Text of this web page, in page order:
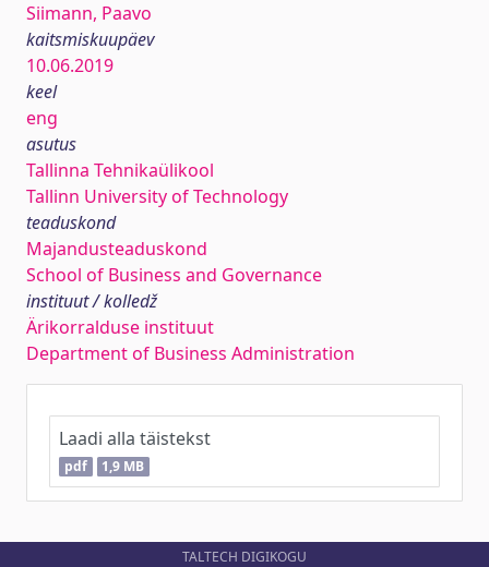
Siimann, Paavo
kaitsmiskuupäev
10.06.2019
keel
eng
asutus
Tallinna Tehnikaülikool
Tallinn University of Technology
teaduskond
Majandusteaduskond
School of Business and Governance
instituut / kolledž
Ärikorralduse instituut
Department of Business Administration
Laadi alla täistekst
pdf 1,9 MB
TALTECH DIGIKOGU